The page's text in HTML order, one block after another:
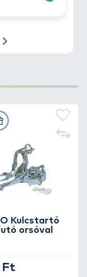
Kulcstartó
orsóval
Ft